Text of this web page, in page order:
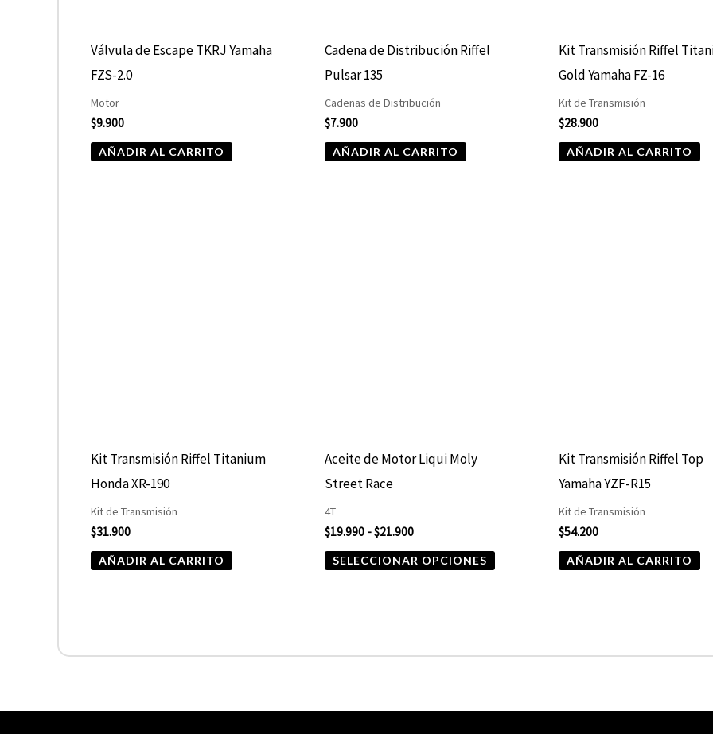
Válvula de Escape TKRJ Yamaha
FZS-2.0
Motor
$9.900
AÑADIR AL CARRITO
Cadena de Distribución Riffel
Pulsar 135
Cadenas de Distribución
$7.900
AÑADIR AL CARRITO
Kit Transmisión Riffel
Gold Yamaha FZ-16
Kit de Transmisión
$28.900
AÑADIR AL CARRITO
Kit Transmisión Riffel Titanium
Honda XR-190
Kit de Transmisión
$31.900
AÑADIR AL CARRITO
Aceite de Motor Liqui Moly
Street Race
4T
$19.990 -$21.900
SELECCIONAR OPCIONES
de
producto
Kit Transmisión Riffel Top
Yamaha YZF-R15
Kit de Transmisión
$54.200
AÑADIR AL CARRITO